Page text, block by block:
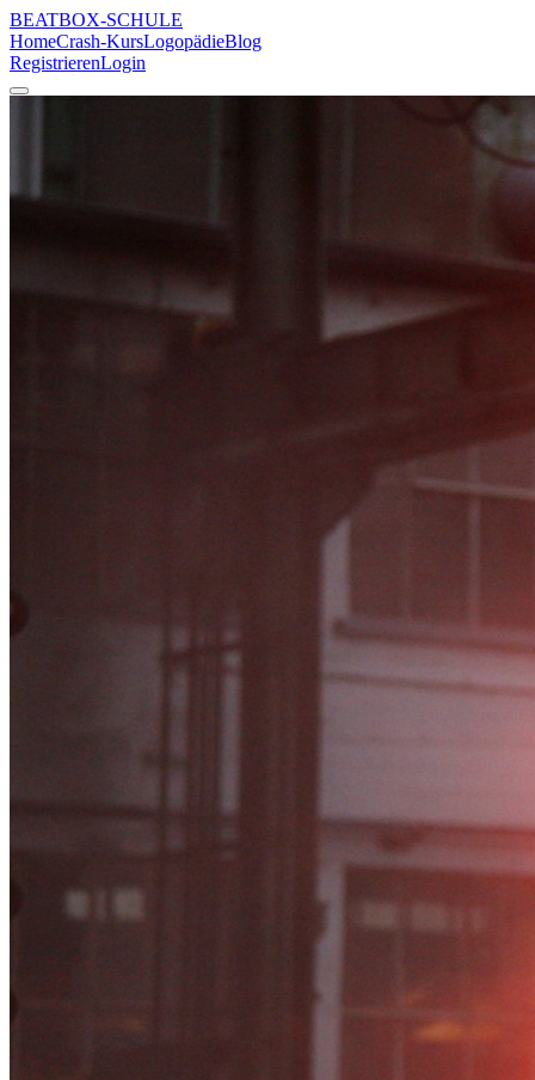
BEATBOX-SCHULE
HomeCrash-KursLogopädieBlog
RegistrierenLogin